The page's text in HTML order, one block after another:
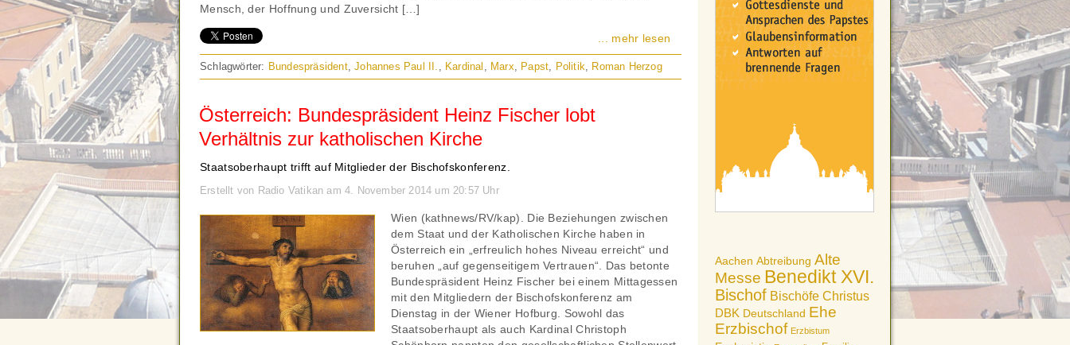
Aachen Abtreibung Alte
Messe Benedikt XVI.
Bischof Bischöfe Christus
DBK Deutschland Ehe
Erzbischof Erzbistum
Mensch, der Hoffnung und Zuversicht […]
... mehr lesen
Schlagwörter: Bundespräsident,Johannes Paul II. , Kardinal , Marx, Papst, Politik, Roman Herzog
Österreich: Bundespräsident Heinz Fischer lobt
Verhältnis zur katholischen Kirche
Staatsoberhaupt trifft auf Mitglieder der Bischofskonferenz.
Erstellt von Radio Vatikan am 4. November 2014 um 20:57 Uhr
Wien (kathnews/RV/kap). Die Beziehungen zwischen
dem Staat und der Katholischen Kirche haben in
Österreich ein „erfreulich hohes Niveau erreicht“ und
beruhen „auf gegenseitigem Vertrauen“. Das betonte
Bundespräsident Heinz Fischer bei einem Mittagessen
mit den Mitgliedern der Bischofskonferenz am
Dienstag in der Wiener Hofburg. Sowohl das
Staatsoberhaupt als auch Kardinal Christoph